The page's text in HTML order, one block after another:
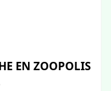
EN ZOOPOLIS